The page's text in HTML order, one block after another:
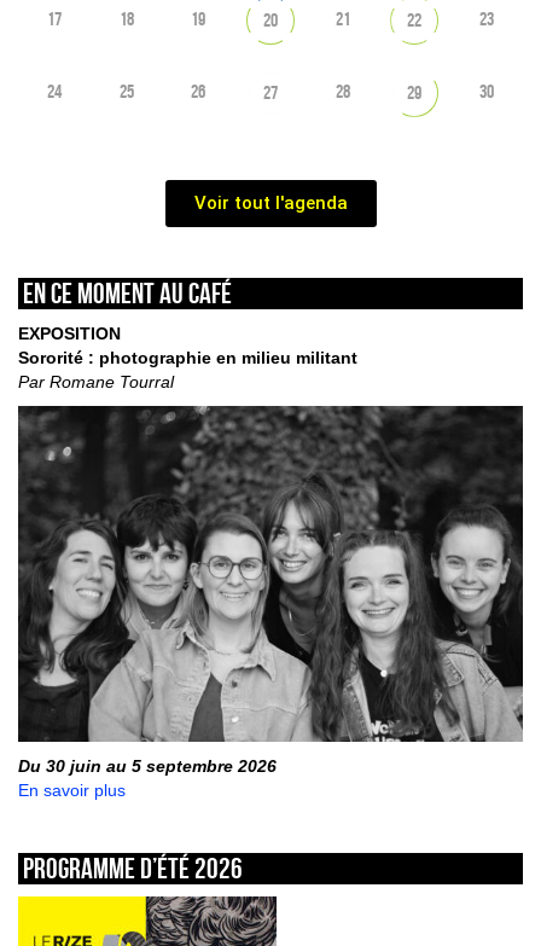
17 18 19 20 21 22 23
24 25 26 27 28 29 30
Voir tout l'agenda
En ce moment au café
EXPOSITION
Sororité : photographie en milieu militant
Par Romane Tourral
Du 30 juin au 5 septembre 2026
En savoir plus
Programme d’été 2026